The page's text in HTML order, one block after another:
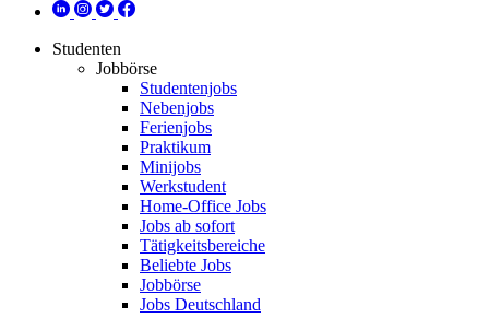
Studenten
Jobbörse
Studentenjobs
Nebenjobs
Ferienjobs
Praktikum
Minijobs
Werkstudent
Home-Office Jobs
Jobs ab sofort
Tätigkeitsbereiche
Beliebte Jobs
Jobbörse
Jobs Deutschland